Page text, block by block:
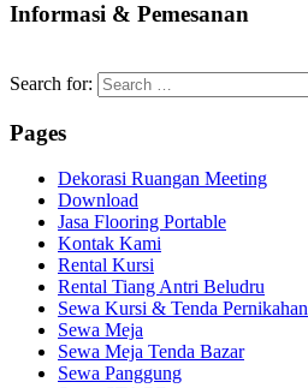
Informasi & Pemesanan
Search for:
Pages
Dekorasi Ruangan Meeting
Download
Jasa Flooring Portable
Kontak Kami
Rental Kursi
Rental Tiang Antri Beludru
Sewa Kursi & Tenda Pernikahan
Sewa Meja
Sewa Meja Tenda Bazar
Sewa Panggung